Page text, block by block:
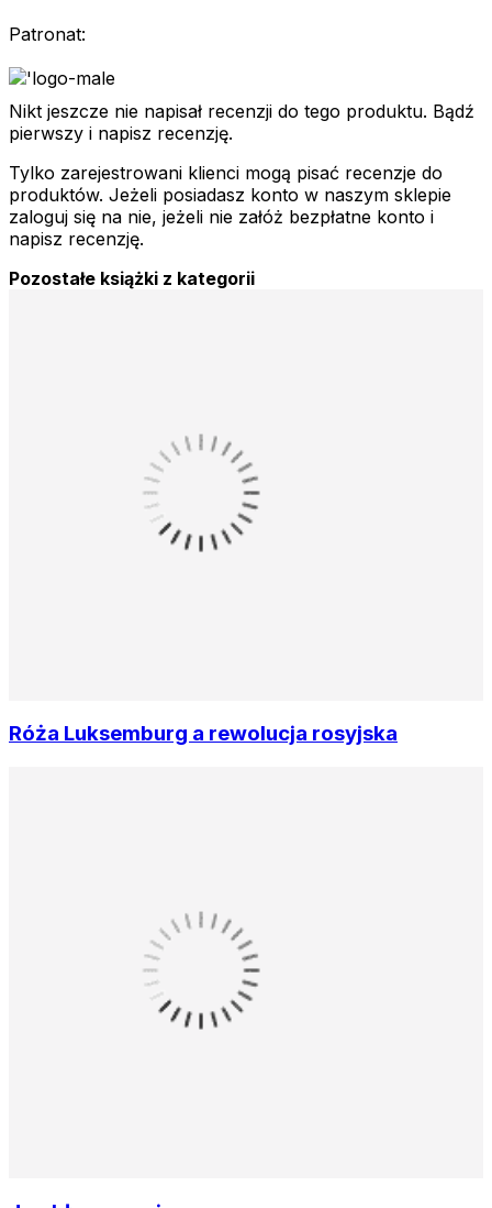
Patronat:
Nikt jeszcze nie napisał recenzji do tego produktu. Bądź
pierwszy i napisz recenzję.
Tylko zarejestrowani klienci mogą pisać recenzje do
produktów. Jeżeli posiadasz konto w naszym sklepie
zaloguj się na nie, jeżeli nie załóż bezpłatne konto i
napisz recenzję.
Pozostałe książki z kategorii
Róża Luksemburg a rewolucja rosyjska